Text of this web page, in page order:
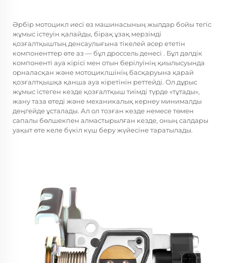
Әрбір мотоцикл иесі өз машинасының жылдар бойы тегіс
жұмыс істеуін қалайды, бірақ ұзақ мерзімді
қозғалтқыштың денсаулығына тікелей әсер ететін
компоненттер өте аз — бұл дроссель денесі . Бұл дәлдік
компоненті ауа кірісі мен отын берілуінің қиылысуында
орналасқан және мотоциклшінің басқаруына қарай
қозғалтқышқа қанша ауа кіретінін реттейді. Ол дұрыс
жұмыс істеген кезде қозғалтқыш тиімді түрде «тұтады»,
жану таза өтеді және механикалық кернеу минималды
деңгейде ұсталады. Ал ол тозған кезде немесе төмен
сапалы бөлшекпен алмастырылған кезде, оның салдары
уақыт өте келе бүкіл күш беру жүйесіне таратылады.